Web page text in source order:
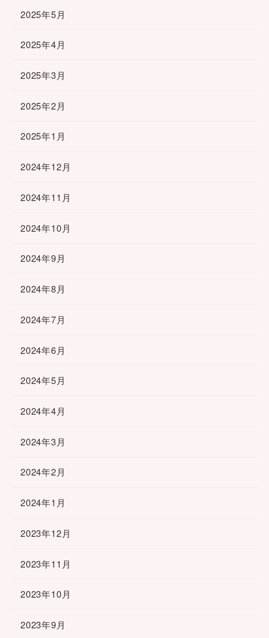
2025年5月
2025年4月
2025年3月
2025年2月
2025年1月
2024年12月
2024年11月
2024年10月
2024年9月
2024年8月
2024年7月
2024年6月
2024年5月
2024年4月
2024年3月
2024年2月
2024年1月
2023年12月
2023年11月
2023年10月
2023年9月